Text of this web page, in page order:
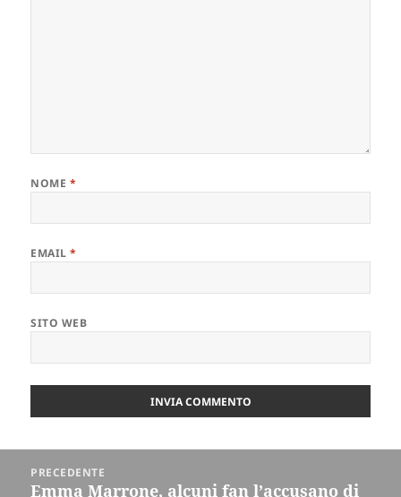
NOME *
EMAIL*
SITO WEB
articoliPRECEDENTE
Articolo
Emma Marrone, alcuni fan l’accusano di